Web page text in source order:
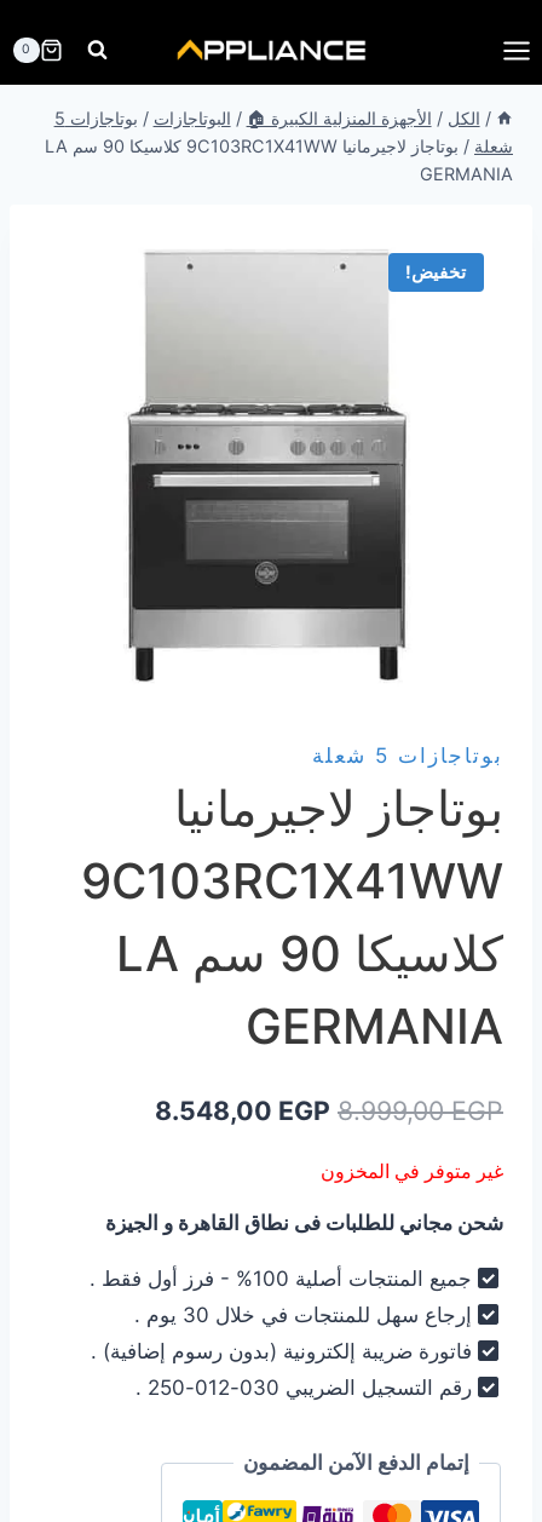
إلى
المحتوى
0
/ الكل / الأجهزة المنزلية الكبيرة 🏠 / البوتاجازات /
بوتاجازات 5
شعلة /
بوتاجاز لاجيرمانيا 9C103RC1X41WW كلاسيكا 90 سم LA
GERMANIA
تخفيض!
بوتاجازات 5 شعلة
بوتاجاز لاجيرمانيا
9C103RC1X41WW
كلاسيكا 90 سم LA
GERMANIA
8.999,00EGP
السعر
هو:
8.999,00 EGP.
8.548,00 EGP
8.548,00 EGP.
غير متوفر في المخزون
شحن مجاني للطلبات فى نطاق القاهرة و الجيزة
جميع المنتجات أصلية 100% - فرز أول فقط .
إرجاع سهل للمنتجات في خلال 30 يوم .
فاتورة ضريبة إلكترونية (بدون رسوم إضافية) .
رقم التسجيل الضريبي 030-012-250 .
إتمام الدفع الآمن المضمون